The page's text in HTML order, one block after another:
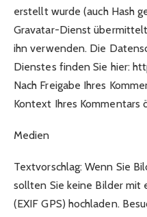
erstellt wurde (auch Hash
Gravatar-Dienst
ihn verwenden. Die
Dienstes finden Sie hier:
Nach Freigabe Ihres
Kontext Ihres Kommentars
Medien
Textvorschlag: Wenn Sie
sollten Sie keine Bilder
(EXIF GPS) hochladen.